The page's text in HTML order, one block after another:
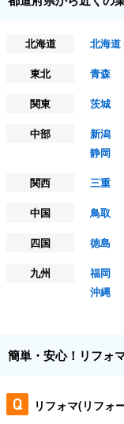
北海道
北海道
東北
青森
関東
茨城
中部
新潟
静岡
関西
三重
中国
鳥取
四国
徳島
九州
福岡
沖縄
簡単・安心！リフォ
リフォマ(リフォ